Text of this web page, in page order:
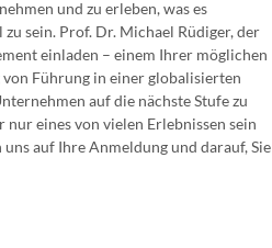
und zu erleben, was es
sein. Prof. Dr. Michael Rüdiger, der
einladen – einem Ihrer möglichen
Führung in einer globalisierten
auf die nächste Stufe zu
nur eines von vielen Erlebnissen sein
auf Ihre Anmeldung und darauf, Sie